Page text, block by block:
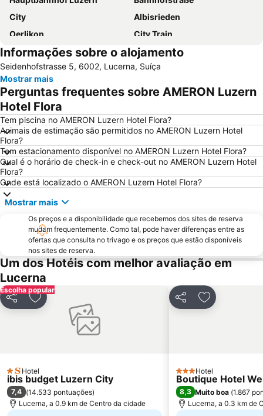
City
Albisrieden
Oerlikon
City Train
Hallenstadion
Enge
Luzerner Fasnacht
Zollikon Train Station
Lucerne Festival in Summer
Stadthaus
Unterstrass
Langstrasse
Rathaus Zürich
Altstetten
Höngg
Engelberg-Titlis
Pilatus
Leimbach
Niederdorf und Oberdorf
Verkehrshaus
Lake Lucerne
Street Parade
Lindenhof
Wipkingen
Informações sobre o alojamento
Seidenhofstrasse 5, 6002, Lucerna, Suíça
Mostrar mais
Perguntas frequentes sobre AMERON Luzern
Hotel Flora
Tem piscina no AMERON Luzern Hotel Flora?
Animais de estimação são permitidos no AMERON Luzern Hotel
Flora?
Tem estacionamento disponível no AMERON Luzern Hotel Flora?
Qual é o horário de check-in e check-out no AMERON Luzern Hotel
Flora?
Onde está localizado o AMERON Luzern Hotel Flora?
Mostrar mais
Os preços e a disponibilidade que recebemos dos sites de reserva
mudam frequentemente. Como tal, pode haver diferenças entre as
ofertas que consulta no trivago e os preços que estão disponíveis
nos sites de reserva.
Um dos Hotéis com melhor avaliação em
Lucerna
Escolha popular
PartilharAdicionar aos favoritos
1 Estrelas
Hotel
ibis budget Luzern City
7,4 (14.533 pontuações)
Lucerna, a 0.9 km de Centro da cidade
PartilharAdicionar
3 Estrelas
Hotel
Boutique Hotel
8,3 Muito boa (1.867
Lucerna, a 0.3 km de